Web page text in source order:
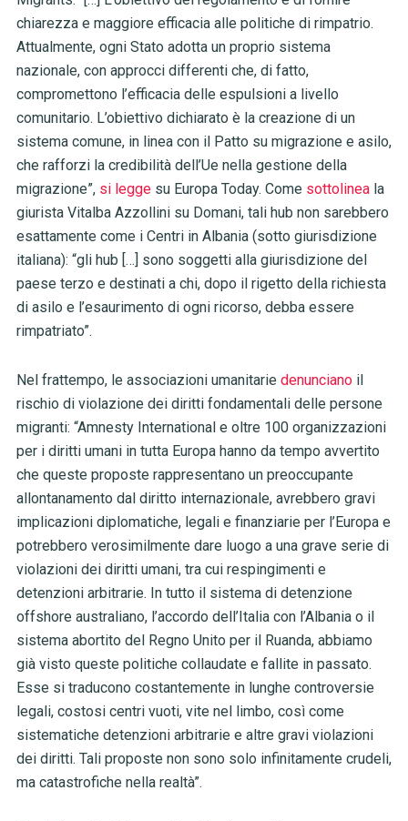
chiarezza e maggiore efficacia alle politiche di rimpatrio.
Attualmente, ogni Stato adotta un proprio sistema
nazionale, con approcci differenti che, di fatto,
compromettono l’efficacia delle espulsioni a livello
comunitario. L’obiettivo dichiarato è la creazione di un
sistema comune, in linea con il Patto su migrazione e asilo,
che rafforzi la credibilità dell’Ue nella gestione della
migrazione”, si leggesu Europa Today. Come sottolineala
giurista Vitalba Azzollini su Domani, tali hub non sarebbero
esattamente come i Centri in Albania (sotto giurisdizione
italiana): “gli hub […] sono soggetti alla giurisdizione del
paese terzo e destinati a chi, dopo il rigetto della richiesta
di asilo e l’esaurimento di ogni ricorso, debba essere
rimpatriato”.
Nel frattempo, le associazioni umanitarie denuncianoil
rischio di violazione dei diritti fondamentali delle persone
migranti: “Amnesty International e oltre 100 organizzazioni
per i diritti umani in tutta Europa hanno da tempo avvertito
che queste proposte rappresentano un preoccupante
allontanamento dal diritto internazionale, avrebbero gravi
implicazioni diplomatiche, legali e finanziarie per l’Europa e
potrebbero verosimilmente dare luogo a una grave serie di
violazioni dei diritti umani, tra cui respingimenti e
detenzioni arbitrarie. In tutto il sistema di detenzione
offshore australiano, l’accordo dell’Italia con l’Albania o il
sistema abortito del Regno Unito per il Ruanda, abbiamo
già visto queste politiche collaudate e fallite in passato.
Esse si traducono costantemente in lunghe controversie
legali, costosi centri vuoti, vite nel limbo, così come
sistematiche detenzioni arbitrarie e altre gravi violazioni
dei diritti. Tali proposte non sono solo infinitamente crudeli,
ma catastrofiche nella realtà”.